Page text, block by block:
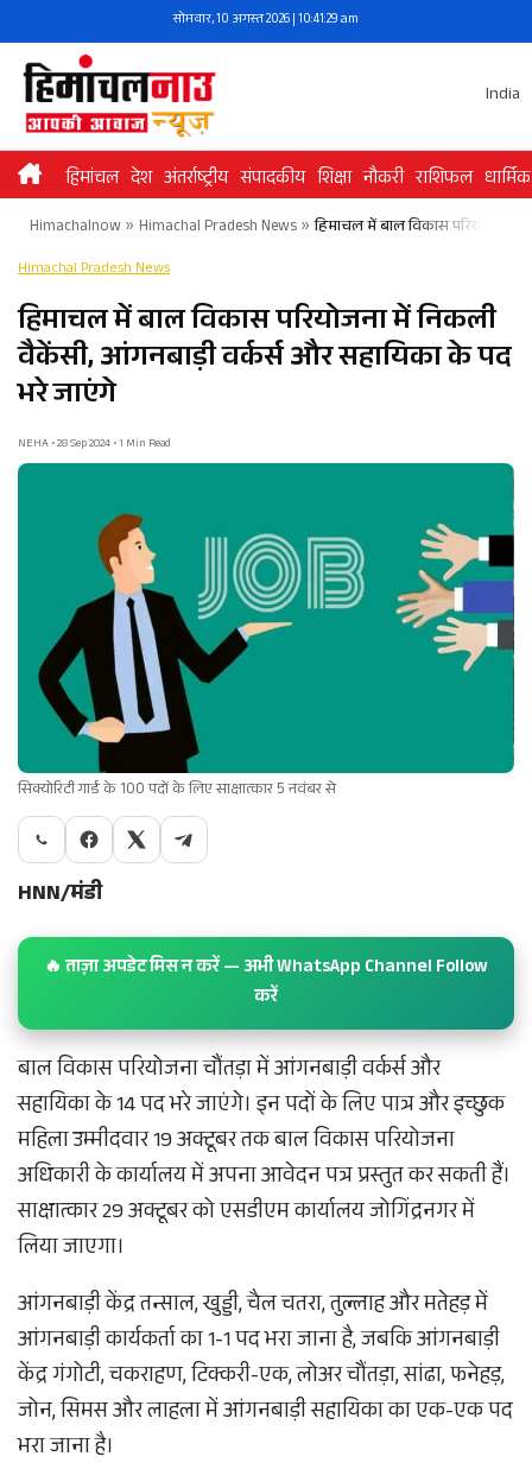
to
content
सोमवार, 10 अगस्त 2026 | 10:41:29 am
India
हिमांचल देश अंतर्राष्ट्रीय संपादकीय शिक्षा नौकरी राशिफल धार्मिक
Himachalnow» Himachal Pradesh News» हिमाचल में बाल विकास परियोजना
Himachal Pradesh News
हिमाचल में बाल विकास परियोजना में निकली
वैकेंसी, आंगनबाड़ी वर्कर्स और सहायिका के पद
भरे जाएंगे
NEHA • 28 Sep 2024 • 1 Min Read
सिक्योरिटी गार्ड के 100 पदों के लिए साक्षात्कार 5 नवंबर से
HNN/मंडी
🔥 ताज़ा अपडेट मिस न करें — अभी WhatsApp Channel Follow
करें
बाल विकास परियोजना चौंतड़ा में आंगनबाड़ी वर्कर्स और
सहायिका के 14 पद भरे जाएंगे। इन पदों के लिए पात्र और इच्छुक
महिला उम्मीदवार 19 अक्टूबर तक बाल विकास परियोजना
अधिकारी के कार्यालय में अपना आवेदन पत्र प्रस्तुत कर सकती हैं।
साक्षात्कार 29 अक्टूबर को एसडीएम कार्यालय जोगिंद्रनगर में
लिया जाएगा।
आंगनबाड़ी केंद्र तन्साल, खुड्डी, चैल चतरा, तुल्लाह और मतेहड़ में
आंगनबाड़ी कार्यकर्ता का 1-1 पद भरा जाना है, जबकि आंगनबाड़ी
केंद्र गंगोटी, चकराहण, टिक्करी-एक, लोअर चौंतड़ा, सांढा, फनेहड़,
जोन, सिमस और लाहला में आंगनबाड़ी सहायिका का एक-एक पद
भरा जाना है।